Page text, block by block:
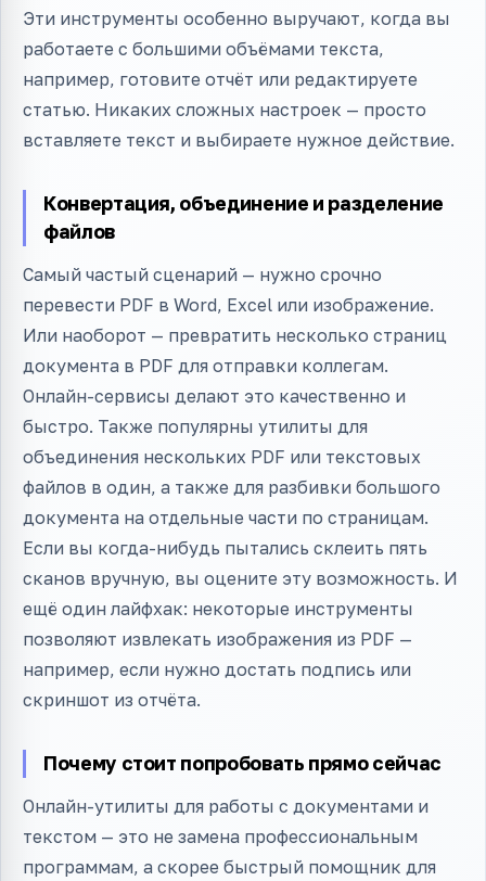
Эти инструменты особенно выручают, когда вы
работаете с большими объёмами текста,
например, готовите отчёт или редактируете
статью. Никаких сложных настроек — просто
вставляете текст и выбираете нужное действие.
Конвертация, объединение и разделение
файлов
Самый частый сценарий — нужно срочно
перевести PDF в Word, Excel или изображение.
Или наоборот — превратить несколько страниц
документа в PDF для отправки коллегам.
Онлайн-сервисы делают это качественно и
быстро. Также популярны утилиты для
объединения нескольких PDF или текстовых
файлов в один, а также для разбивки большого
документа на отдельные части по страницам.
Если вы когда-нибудь пытались склеить пять
сканов вручную, вы оцените эту возможность. И
ещё один лайфхак: некоторые инструменты
позволяют извлекать изображения из PDF —
например, если нужно достать подпись или
скриншот из отчёта.
Почему стоит попробовать прямо сейчас
Онлайн-утилиты для работы с документами и
текстом — это не замена профессиональным
программам, а скорее быстрый помощник для